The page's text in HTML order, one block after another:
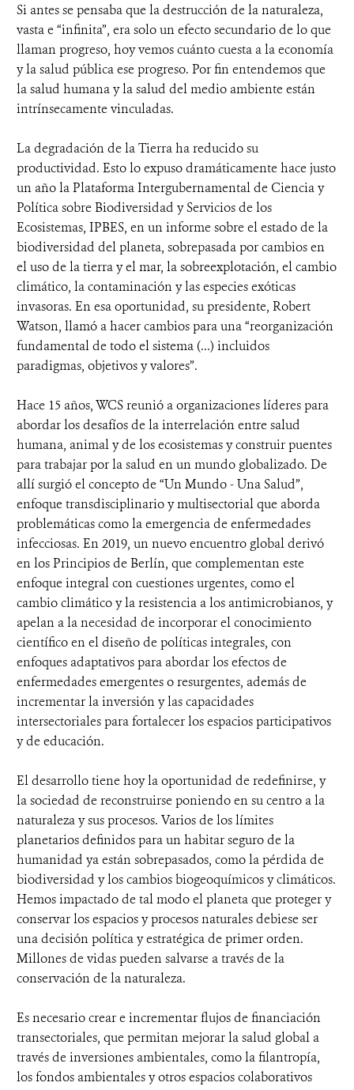
Si antes se pensaba que la destrucción de la naturaleza,
vasta e “infinita”, era solo un efecto secundario de lo que
llaman progreso, hoy vemos cuánto cuesta a la economía
y la salud pública ese progreso. Por fin entendemos que
la salud humana y la salud del medio ambiente están
intrínsecamente vinculadas.
La degradación de la Tierra ha reducido su
productividad. Esto lo expuso dramáticamente hace justo
un año la Plataforma Intergubernamental de Ciencia y
Política sobre Biodiversidad y Servicios de los
Ecosistemas, IPBES, en un informe sobre el estado de la
biodiversidad del planeta, sobrepasada por cambios en
el uso de la tierra y el mar, la sobreexplotación, el cambio
climático, la contaminación y las especies exóticas
invasoras. En esa oportunidad, su presidente, Robert
Watson, llamó a hacer cambios para una “reorganización
fundamental de todo el sistema (...) incluidos
paradigmas, objetivos y valores”.
Hace 15 años, WCS reunió a organizaciones líderes para
abordar los desafíos de la interrelación entre salud
humana, animal y de los ecosistemas y construir puentes
para trabajar por la salud en un mundo globalizado. De
allí surgió el concepto de “Un Mundo - Una Salud”,
enfoque transdisciplinario y multisectorial que aborda
problemáticas como la emergencia de enfermedades
infecciosas. En 2019, un nuevo encuentro global derivó
en los Principios de Berlín, que complementan este
enfoque integral con cuestiones urgentes, como el
cambio climático y la resistencia a los antimicrobianos, y
apelan a la necesidad de incorporar el conocimiento
científico en el diseño de políticas integrales, con
enfoques adaptativos para abordar los efectos de
enfermedades emergentes o resurgentes, además de
incrementar la inversión y las capacidades
intersectoriales para fortalecer los espacios participativos
y de educación.
El desarrollo tiene hoy la oportunidad de redefinirse, y
la sociedad de reconstruirse poniendo en su centro a la
naturaleza y sus procesos. Varios de los límites
planetarios definidos para un habitar seguro de la
humanidad ya están sobrepasados, como la pérdida de
biodiversidad y los cambios biogeoquímicos y climáticos.
Hemos impactado de tal modo el planeta que proteger y
conservar los espacios y procesos naturales debiese ser
una decisión política y estratégica de primer orden.
Millones de vidas pueden salvarse a través de la
conservación de la naturaleza.
Es necesario crear e incrementar flujos de financiación
transectoriales, que permitan mejorar la salud global a
través de inversiones ambientales, como la filantropía,
los fondos ambientales y otros espacios colaborativos